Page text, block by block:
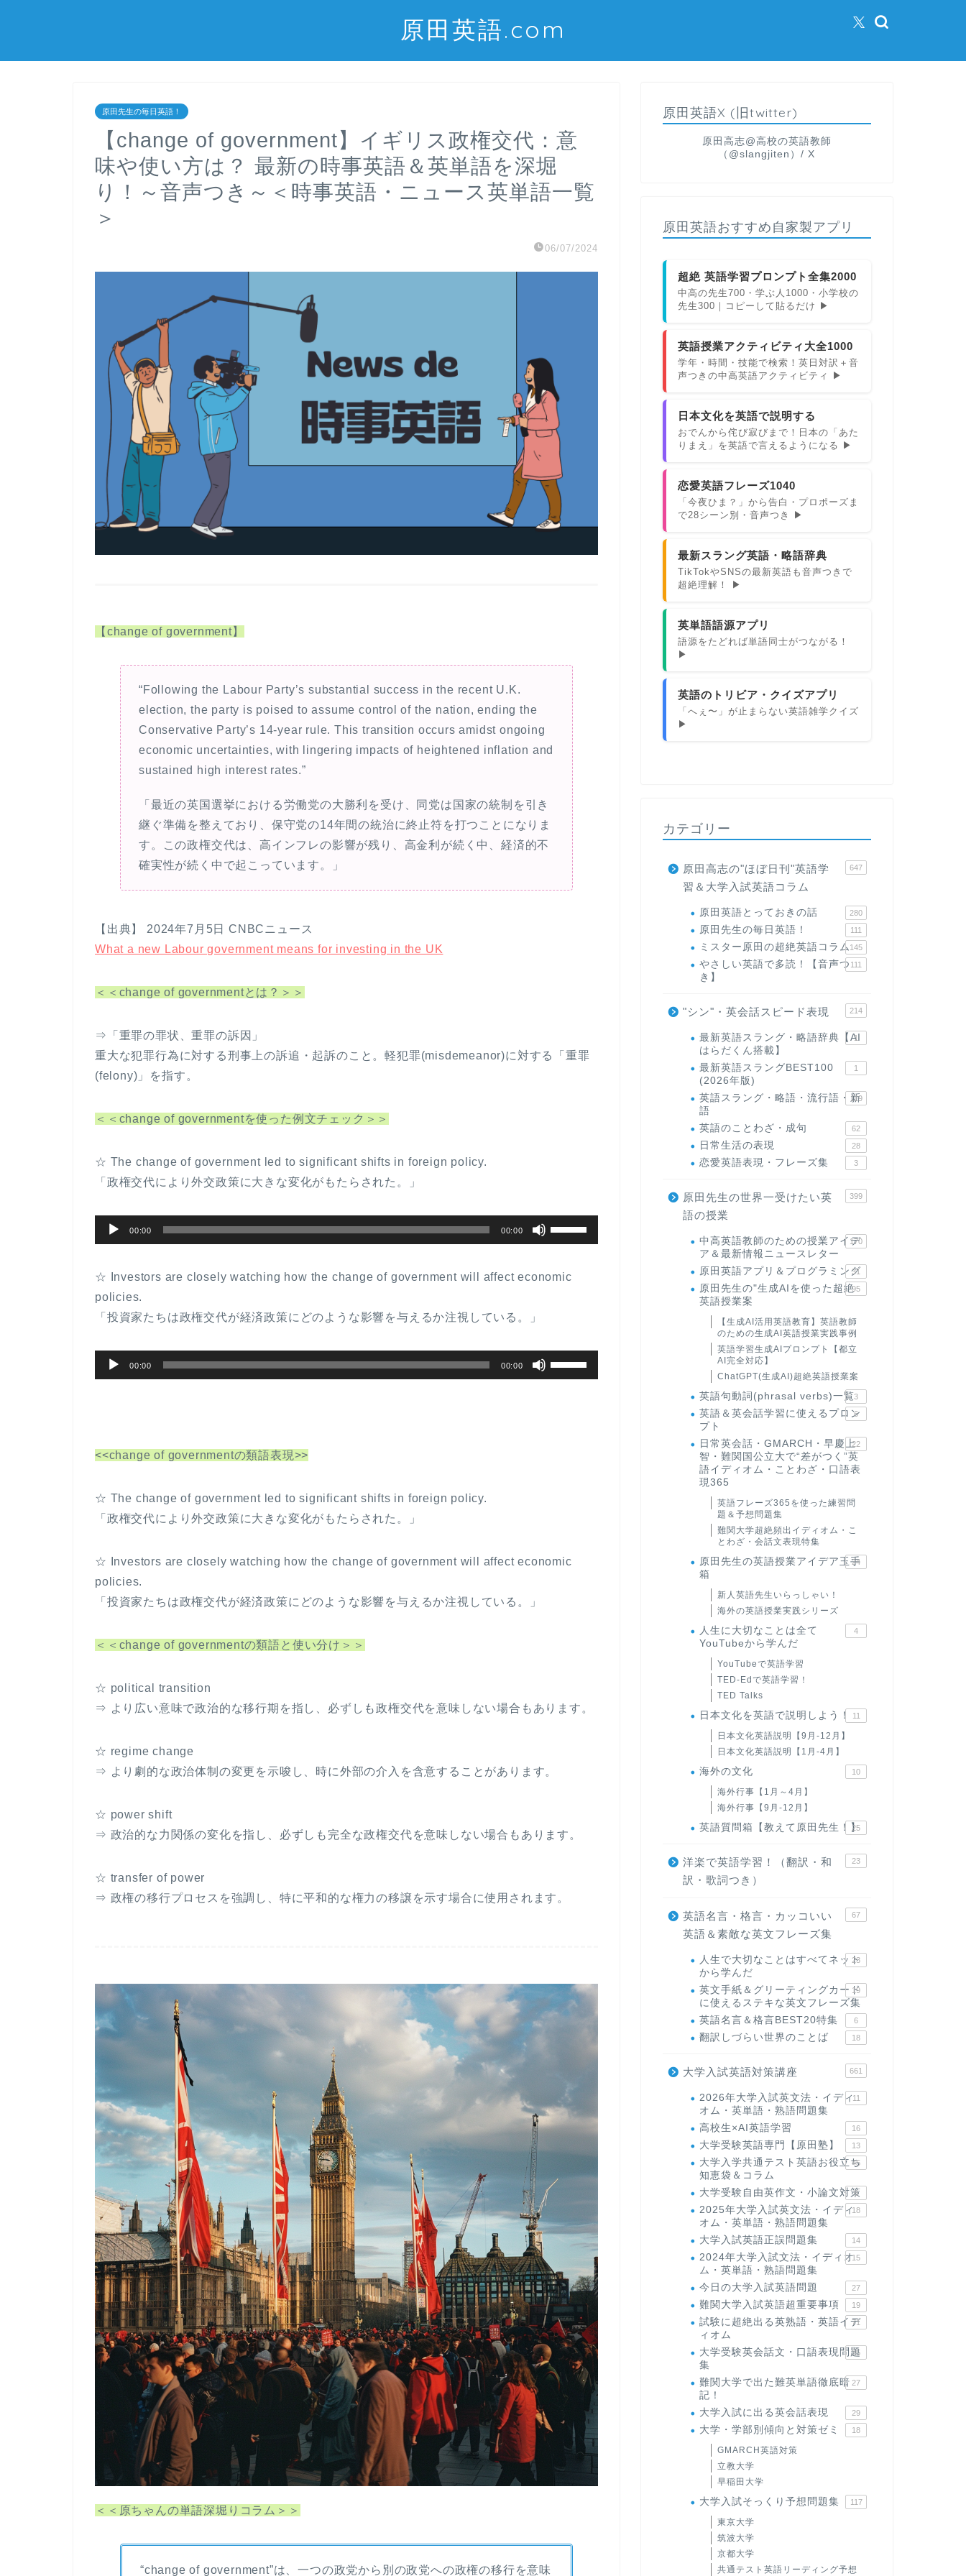
原田英語.com
原田先生の毎日英語！
【change of government】イギリス政権交代：意
味や使い方は？ 最新の時事英語＆英単語を深堀
り！～音声つき～＜時事英語・ニュース英単語一覧
＞
06/07/2024
【change of government】
“Following the Labour Party’s substantial success in the recent U.K.
election, the party is poised to assume control of the nation, ending the
Conservative Party’s 14-year rule. This transition occurs amidst ongoing
economic uncertainties, with lingering impacts of heightened inflation and
sustained high interest rates.”
「最近の英国選挙における労働党の大勝利を受け、同党は国家の統制を引き
継ぐ準備を整えており、保守党の14年間の統治に終止符を打つことになりま
す。この政権交代は、高インフレの影響が残り、高金利が続く中、経済的不
確実性が続く中で起こっています。」
【出典】 2024年7月5日 CNBCニュース
What a new Labour government means for investing in the UK
＜＜change of governmentとは？＞＞
⇒「重罪の罪状、重罪の訴因」
重大な犯罪行為に対する刑事上の訴追・起訴のこと。軽犯罪(misdemeanor)に対する「重罪
(felony)」を指す。
＜＜change of governmentを使った例文チェック＞＞
☆ The change of government led to significant shifts in foreign policy.
「政権交代により外交政策に大きな変化がもたらされた。」
声
レ
ー
00:00 00:00
ボ
リ
ー
に
っ
☆ Investors are closely watching how the change of government will affect economic
policies.
「投資家たちは政権交代が経済政策にどのような影響を与えるか注視している。」
声
ヤ
00:00 00:00
ボ
リ
下
っ
<<change of governmentの類語表現>>
☆ The change of government led to significant shifts in foreign policy.
「政権交代により外交政策に大きな変化がもたらされた。」
☆ Investors are closely watching how the change of government will affect economic
policies.
「投資家たちは政権交代が経済政策にどのような影響を与えるか注視している。」
＜＜change of governmentの類語と使い分け＞＞
☆ political transition
⇒ より広い意味で政治的な移行期を指し、必ずしも政権交代を意味しない場合もあります。
☆ regime change
⇒ より劇的な政治体制の変更を示唆し、時に外部の介入を含意することがあります。
☆ power shift
⇒ 政治的な力関係の変化を指し、必ずしも完全な政権交代を意味しない場合もあります。
☆ transfer of power
⇒ 政権の移行プロセスを強調し、特に平和的な権力の移譲を示す場合に使用されます。
＜＜原ちゃんの単語深堀りコラム＞＞
“change of government”は、一つの政党から別の政党への政権の移行を意味
原田英語X (旧twitter)
原田高志@高校の英語教師
（@slangjiten）/ X
原田英語おすすめ自家製アプリ
超絶 英語学習プロンプト全集2000
中高の先生700・学ぶ人1000・小学校の
先生300｜コピーして貼るだけ ▶
英語授業アクティビティ大全1000
学年・時間・技能で検索！英日対訳＋音
声つきの中高英語アクティビティ ▶
日本文化を英語で説明する
おでんから侘び寂びまで！日本の「あた
りまえ」を英語で言えるようになる ▶
恋愛英語フレーズ1040
「今夜ひま？」から告白・プロポーズま
で28シーン別・音声つき ▶
最新スラング英語・略語辞典
TikTokやSNSの最新英語も音声つきで
超絶理解！ ▶
英単語語源アプリ
語源をたどれば単語同士がつながる！
▶
英語のトリビア・クイズアプリ
「へぇ〜」が止まらない英語雑学クイズ
▶
カテゴリー
原田高志の"ほぼ日刊"英語学
習＆大学入試英語コラム
647
原田英語とっておきの話 280
原田先生の毎日英語！ 111
ミスター原田の超絶英語コラム145
やさしい英語で多読！【音声つ
き】
111
"シン"・英会話スピード表現 214
最新英語スラング・略語辞典【AI
はらだくん搭載】
1
最新英語スラングBEST100
(2026年版)
1
英語スラング・略語・流行語・新
語
119
英語のことわざ・成句 62
日常生活の表現 28
恋愛英語表現・フレーズ集 3
原田先生の世界一受けたい英
語の授業
399
中高英語教師のための授業アイデ
ア＆最新情報ニュースレター
170
原田英語アプリ＆プログラミング
31
原田先生の"生成AIを使った超絶
英語授業案
95
【生成AI活用英語教育】英語教師
のための生成AI英語授業実践事例
英語学習生成AIプロンプト【都立
AI完全対応】
ChatGPT(生成AI)超絶英語授業案
英語句動詞(phrasal verbs)一覧3
英語＆英会話学習に使えるプロン
プト
6
日常英会話・GMARCH・早慶上
智・難関国公立大で“差がつく”英
語イディオム・ことわざ・口語表
現365
22
英語フレーズ365を使った練習問
題＆予想問題集
難関大学超絶頻出イディオム・こ
とわざ・会話文表現特集
原田先生の英語授業アイデア玉手
箱
24
新人英語先生いらっしゃい！
海外の英語授業実践シリーズ
人生に大切なことは全て
YouTubeから学んだ
4
YouTubeで英語学習
TED-Edで英語学習！
TED Talks
日本文化を英語で説明しよう！ 11
日本文化英語説明【9月-12月】
日本文化英語説明【1月-4月】
海外の文化 10
海外行事【1月～4月】
海外行事【9月-12月】
英語質問箱【教えて原田先生！】
25
洋楽で英語学習！（翻訳・和
訳・歌詞つき）
23
英語名言・格言・カッコいい
英語＆素敵な英文フレーズ集
67
人生で大切なことはすべてネット
から学んだ
23
英文手紙＆グリーティングカード
に使えるステキな英文フレーズ集
19
英語名言＆格言BEST20特集 6
翻訳しづらい世界のことば 18
大学入試英語対策講座 661
2026年大学入試英文法・イディ
オム・英単語・熟語問題集
11
高校生×AI英語学習 16
大学受験英語専門【原田塾】 13
大学入学共通テスト英語お役立ち
知恵袋＆コラム
45
大学受験自由英作文・小論文対策
8
2025年大学入試英文法・イディ
オム・英単語・熟語問題集
18
大学入試英語正誤問題集 14
2024年大学入試文法・イディオ
ム・英単語・熟語問題集
15
今日の大学入試英語問題 27
難関大学入試英語超重要事項 19
試験に超絶出る英熟語・英語イデ
ィオム
71
大学受験英会話文・口語表現問題
集
35
難関大学で出た難英単語徹底暗
記！
27
大学入試に出る英会話表現 29
大学・学部別傾向と対策ゼミ 18
GMARCH英語対策
立教大学
早稲田大学
大学入試そっくり予想問題集 117
東京大学
筑波大学
京都大学
共通テスト英語リーディング予想